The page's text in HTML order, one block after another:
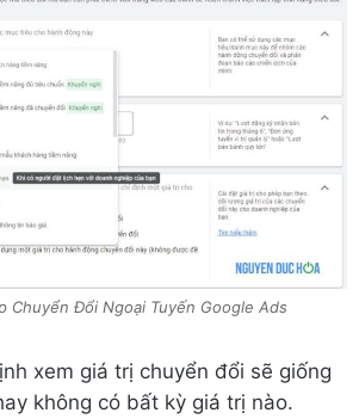
Chuyển Đổi Ngoại Tuyến Google Ads
xem giá trị chuyển đổi sẽ giống
không có bất kỳ giá trị nào.